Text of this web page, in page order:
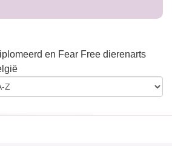
en Fear Free dierenarts